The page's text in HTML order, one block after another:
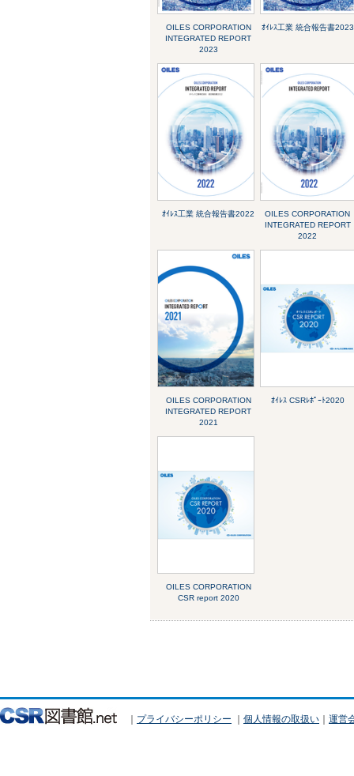
OILES CORPORATION
INTEGRATED REPORT
2023
ｵｲﾚｽ工業 統合報告書2023
ｵｲﾚｽ工業 統合報告書2022
OILES CORPORATION
INTEGRATED REPORT
2022
OILES CORPORATION
INTEGRATED REPORT
2021
ｵｲﾚｽ CSRﾚﾎﾟｰﾄ2020
OILES CORPORATION
CSR report 2020
｜ プライバシーポリシー ｜ 個人情報の取扱い ｜ 運営